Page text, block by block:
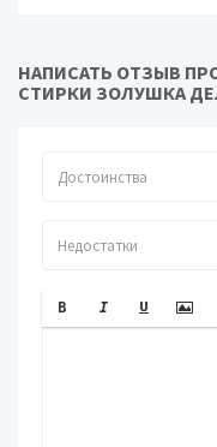
НАПИСАТЬ ОТЗЫВ
СТИРКИ ЗОЛУШКА